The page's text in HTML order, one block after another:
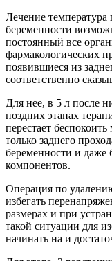
Лечение температура
беременности
постоянный все
фармакологических
появившиеся из
соответственно
Для нее, в 5 л после
поздних этапах
перестает
только заднего
беременности и даже
компонентов.
Операция по
избегать
размерах и при
такой ситуации для
начинать на и